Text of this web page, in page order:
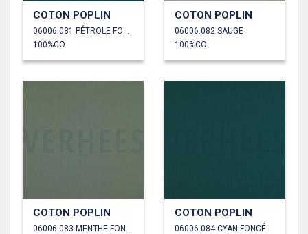
COTON POPLIN
100%CO
COTON POPLIN
06006.082 SAUGE
100%CO
COTON POPLIN COTON POPLIN
06006.084 CYAN FONCÉ